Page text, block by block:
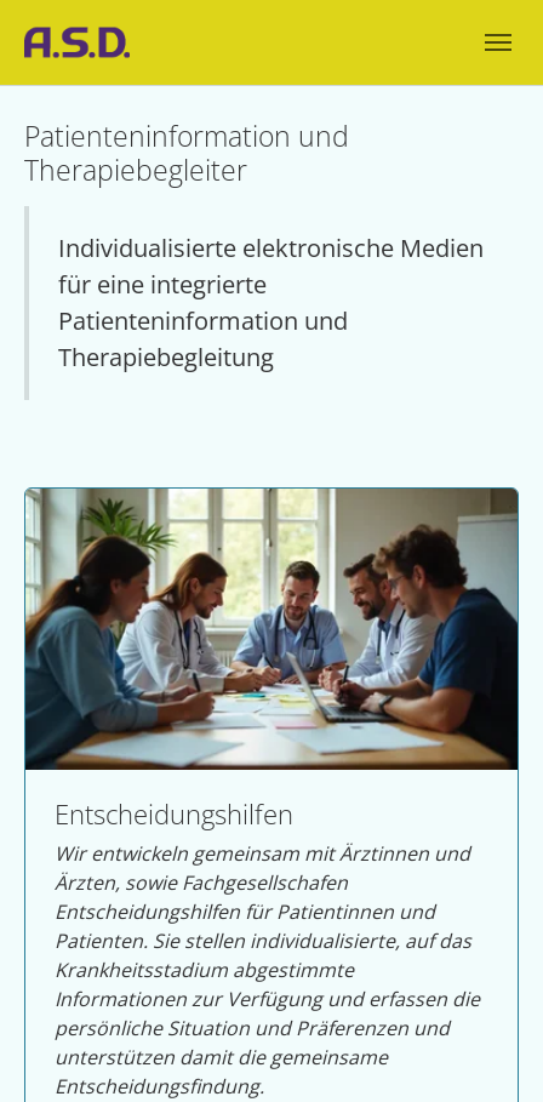
Patienteninformation und
Therapiebegleiter
Individualisierte elektronische Medien
für eine integrierte
Patienteninformation und
Therapiebegleitung
Entscheidungshilfen
Wir entwickeln gemeinsam mit Ärztinnen und
Ärzten, sowie Fachgesellschafen
Entscheidungshilfen für Patientinnen und
Patienten. Sie stellen individualisierte, auf das
Krankheitsstadium abgestimmte
Informationen zur Verfügung und erfassen die
persönliche Situation und Präferenzen und
unterstützen damit die gemeinsame
Entscheidungsfindung.